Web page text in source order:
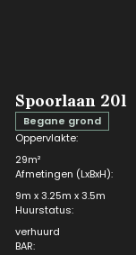
Spoorlaan 20l
Begane grond
Oppervlakte:
29m²
Afmetingen (LxBxH):
9m x 3.25m x 3.5m
Huurstatus:
verhuurd
BAR: